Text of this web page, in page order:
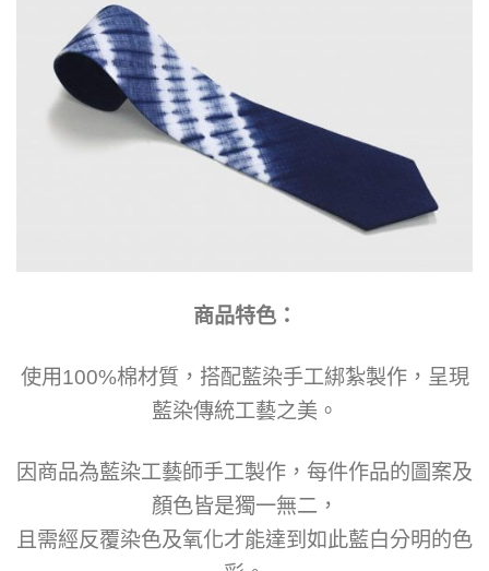
商品特色：
使用100%棉材質，搭配藍染手工綁紮製作，呈現
藍染傳統工藝之美。
因商品為藍染工藝師手工製作，每件作品的圖案及
顏色皆是獨一無二，
且需經反覆染色及氧化才能達到如此藍白分明的色